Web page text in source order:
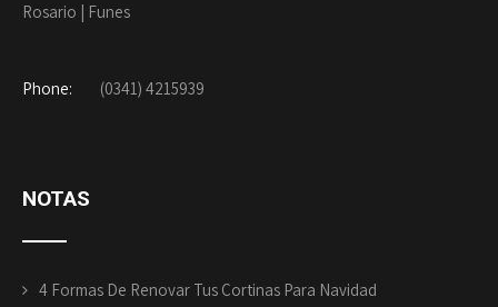
Rosario | Funes
Phone: (0341) 4215939
NOTAS
4 Formas De Renovar Tus Cortinas Para Navidad